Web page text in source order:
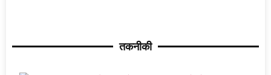
तकनीकी